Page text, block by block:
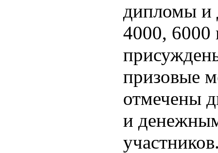
дипломы и
4000, 6000
призовые
отмечены
и